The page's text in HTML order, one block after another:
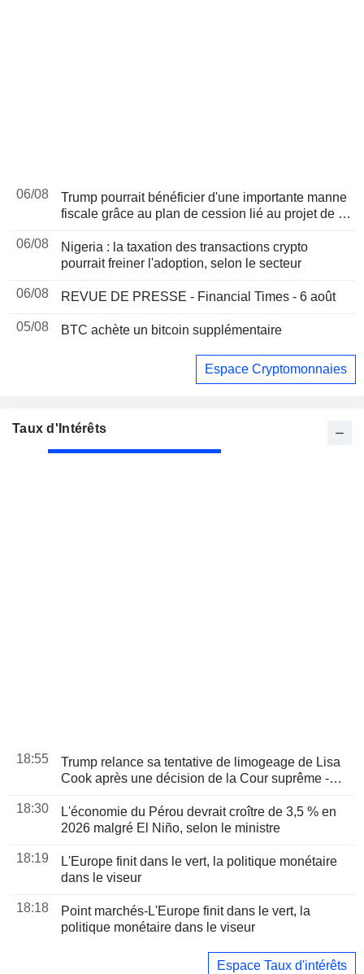
06/08
Trump pourrait bénéficier d'une importante manne
fiscale grâce au plan de cession lié au projet de loi
06/08
Nigeria : la taxation des transactions crypto
pourrait freiner l'adoption, selon le secteur
06/08 REVUE DE PRESSE - Financial Times - 6 août
05/08 BTC achète un bitcoin supplémentaire
Espace Cryptomonnaies
Taux d'Intérêts
18:55
Trump relance sa tentative de limogeage de Lisa
Cook après une décision de la Cour suprême -
18:30
L'économie du Pérou devrait croître de 3,5 % en
2026 malgré El Niño, selon le ministre
18:19
L'Europe finit dans le vert, la politique monétaire
dans le viseur
18:18
Point marchés-L'Europe finit dans le vert, la
politique monétaire dans le viseur
Espace Taux d'intérêts